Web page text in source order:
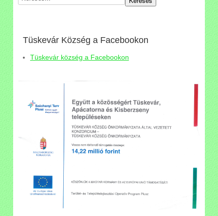
Tüskevár Község a Facebookon
Tüskevár község a Facebookon